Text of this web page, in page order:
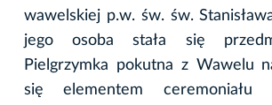
wawelskiej p.w. św. św.
jego osoba stała się
Pielgrzymka pokutna z Wawelu
się elementem ceremoniału